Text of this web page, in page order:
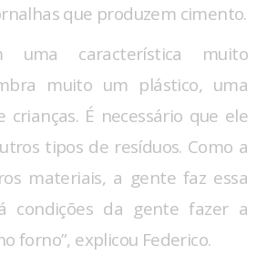
que produzem cimento.
uma característica muito
muito um plástico, uma
crianças. É necessário que ele
tipos de resíduos. Como a
materiais, a gente faz essa
condições da gente fazer a
forno”, explicou Federico.